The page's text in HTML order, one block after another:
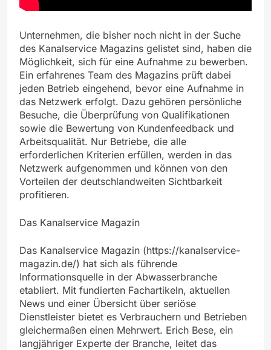
Unternehmen, die bisher noch nicht in der Suche
des Kanalservice Magazins gelistet sind, haben die
Möglichkeit, sich für eine Aufnahme zu bewerben.
Ein erfahrenes Team des Magazins prüft dabei
jeden Betrieb eingehend, bevor eine Aufnahme in
das Netzwerk erfolgt. Dazu gehören persönliche
Besuche, die Überprüfung von Qualifikationen
sowie die Bewertung von Kundenfeedback und
Arbeitsqualität. Nur Betriebe, die alle
erforderlichen Kriterien erfüllen, werden in das
Netzwerk aufgenommen und können von den
Vorteilen der deutschlandweiten Sichtbarkeit
profitieren.
Das Kanalservice Magazin
Das Kanalservice Magazin (https://kanalservice-
magazin.de/) hat sich als führende
Informationsquelle in der Abwasserbranche
etabliert. Mit fundierten Fachartikeln, aktuellen
News und einer Übersicht über seriöse
Dienstleister bietet es Verbrauchern und Betrieben
gleichermaßen einen Mehrwert. Erich Bese, ein
langjähriger Experte der Branche, leitet das